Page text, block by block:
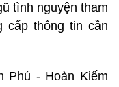
tình nguyện tham
cấp thông tin cần
Phú - Hoàn Kiếm